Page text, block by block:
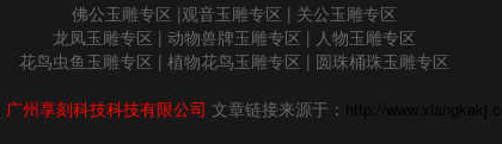
佛公玉雕专区 |观音玉雕专区 | 关公玉雕专区
龙凤玉雕专区 | 动物兽牌玉雕专区 | 人物玉雕专区
花鸟虫鱼 玉雕专区 | 植物花鸟玉雕专区 | 圆珠桶珠玉雕专区
广州享刻科技科技有限公司 文章链接来源于： http://